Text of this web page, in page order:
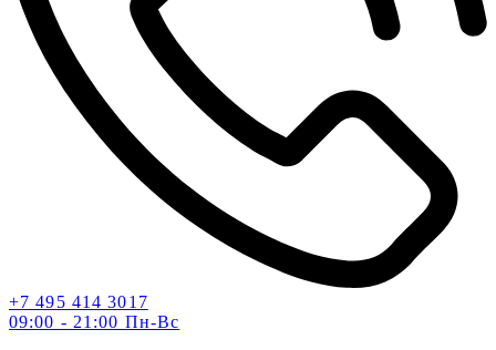
+7 495 414 3017
09:00 - 21:00 Пн-Вс